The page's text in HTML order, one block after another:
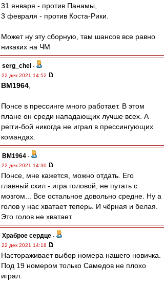
31 января - против Панамы,
3 февраля - против Коста-Рики.
Может ну эту сборную, там шансов все равно
никаких на ЧМ
serg_chel -
22 дек 2021 14:52
BM1964
Понсе в прессинге много работает. В этом
плане он среди нападающих лучше всех. А
регги-бой никогда не играл в прессингующих
командах.
BM1964 -
22 дек 2021 14:30
Понсе, мне кажется, можно отдать. Его
главный скил - игра головой, не путать с
мозгом... Все остальное довольно средне. Ну а
голов у нас хватает теперь. И чёрная и белая.
Это голов не хватает.
Храброе сердце -
22 дек 2021 14:18
Настораживает выбор номера нашего новичка.
Под 19 номером только Самедов не плохо
играл.